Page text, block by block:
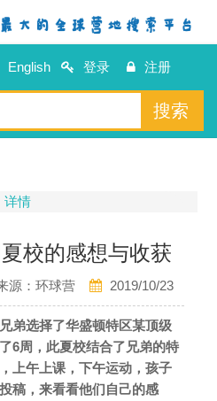
English 登录 注册
搜索
详情
校的感想与收获
源：环球营 2019/10/23
弟选择了华盛顿特区某顶级
6周，此夏校结合了兄弟的特
上午上课，下午运动，孩子
稿，来看看他们自己的感